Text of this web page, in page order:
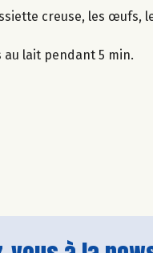
creuse, les œufs,
au lait pendant 5 min.